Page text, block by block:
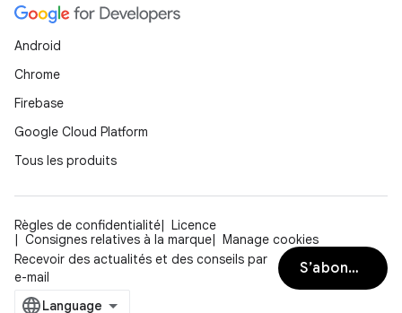
Android
Chrome
Firebase
Google Cloud Platform
Tous les produits
Règles de confidentialité
Licence
Consignes relatives à la marque
Manage cookies
Recevoir des actualités et des conseils par
e-mail
S’abonner